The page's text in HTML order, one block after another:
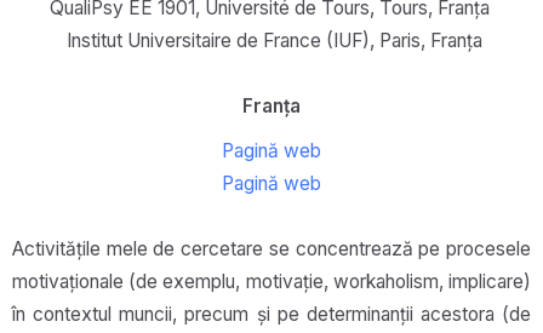
QualiPsy EE 1901, Université de Tours, Tours, Franța
Institut Universitaire de France (IUF), Paris, Franţa
Franţa
Pagină web
Pagină web
Activitățile mele de cercetare se concentrează pe procesele
motivaționale (de exemplu, motivație, workaholism, implicare)
în contextul muncii, precum și pe determinanții acestora (de